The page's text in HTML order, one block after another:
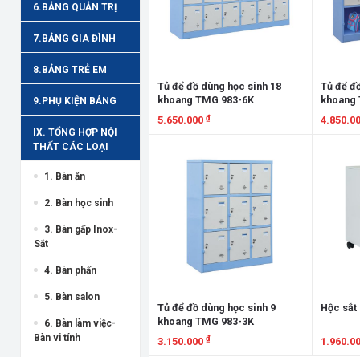
6.BẢNG QUẢN TRỊ
7.BẢNG GIA ĐÌNH
8.BẢNG TRẺ EM
9.PHỤ KIỆN BẢNG
IX. TỔNG HỢP NỘI
THẤT CÁC LOẠI
1. Bàn ăn
2. Bàn học sinh
3. Bàn gấp Inox-
Sắt
4. Bàn phấn
5. Bàn salon
6. Bàn làm việc-
Bàn vi tính
Tủ để đồ dùng học sinh 18
khoang TMG 983-6K
5.650.000 ₫
Tủ để
khoang
Tủ để đồ dùng học sinh 9
khoang TMG 983-3K
3.150.000 ₫
Hộc sắt